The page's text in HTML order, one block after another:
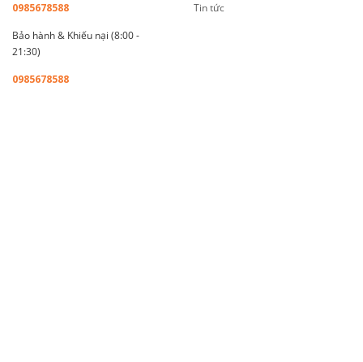
0985678588
Bảo hành & Khiếu nại (8:00 -
21:30)
0985678588
Tin tức